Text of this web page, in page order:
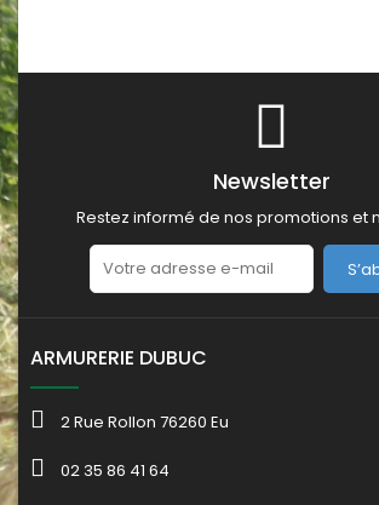
Newsletter
Restez informé de nos promotions et
ARMURERIE DUBUC
2 Rue Rollon 76260 Eu
02 35 86 41 64